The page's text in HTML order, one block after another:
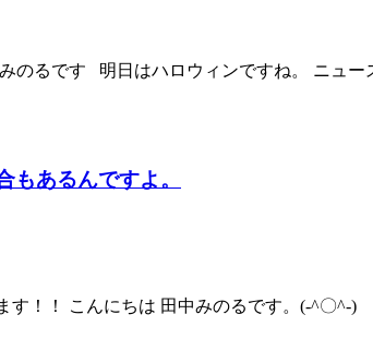
のるです 明日はハロウィンですね。 ニュ
もあるんですよ。
！！ こんにちは 田中みのるです。(-^〇